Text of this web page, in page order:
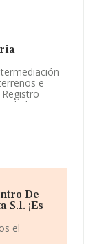
e
CNAE
no tiene
en la
empleados
a través del
Inmobiliaria
De
¡Es
el